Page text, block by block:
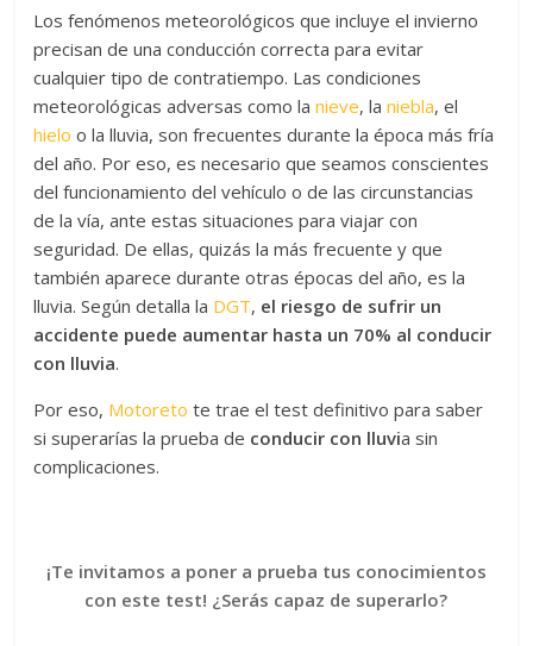
Los fenómenos meteorológicos que incluye el invierno
precisan de una conducción correcta para evitar
cualquier tipo de contratiempo. Las condiciones
meteorológicas adversas como lanieve, laniebla, el
hielo o la lluvia, son frecuentes durante la época más fría
del año. Por eso, es necesario que seamos conscientes
del funcionamiento del vehículo o de las circunstancias
de la vía, ante estas situaciones para viajar con
seguridad. De ellas, quizás la más frecuente y que
también aparece durante otras épocas del año, es la
lluvia. Según detalla la DGT, el riesgo de sufrir un
accidente puede aumentar hasta un 70% al conducir
con lluvia.
Por eso, Motoreto te trae el test definitivo para saber
si superarías la prueba de conducir con lluvia sin
complicaciones.
¡Te invitamos a poner a prueba tus conocimientos
con este test! ¿Serás capaz de superarlo?